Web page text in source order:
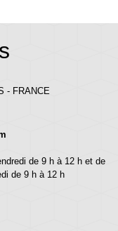
- FRANCE
de 9 h à 12 h et de
de 9 h à 12 h